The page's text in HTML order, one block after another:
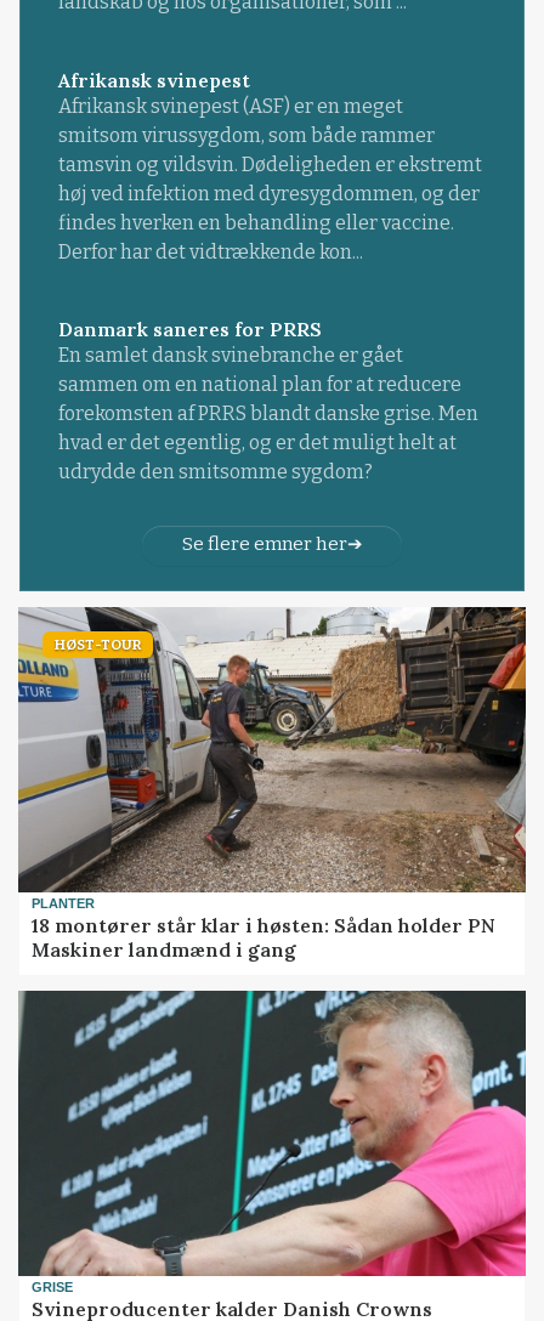
Afrikansk svinepest
Afrikansk svinepest (ASF) er en meget
smitsom virussygdom, som både rammer
tamsvin og vildsvin. Dødeligheden er ekstremt
høj ved infektion med dyresygdommen, og der
findes hverken en behandling eller vaccine.
Derfor har det vidtrækkende kon...
Danmark saneres for PRRS
En samlet dansk svinebranche er gået
sammen om en national plan for at reducere
forekomsten af PRRS blandt danske grise. Men
hvad er det egentlig, og er det muligt helt at
udrydde den smitsomme sygdom?
Se flere emner her
HØST-TOUR
PLANTER
18 montører står klar i høsten: Sådan holder PN
Maskiner landmænd i gang
GRISE
Svineproducenter kalder Danish Crowns